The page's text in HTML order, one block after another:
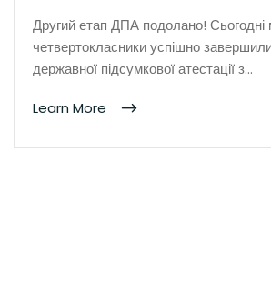
Другий етап ДПА подолано! Сьогодні
четвертокласники успішно
державної підсумкової атестації з…
Learn More